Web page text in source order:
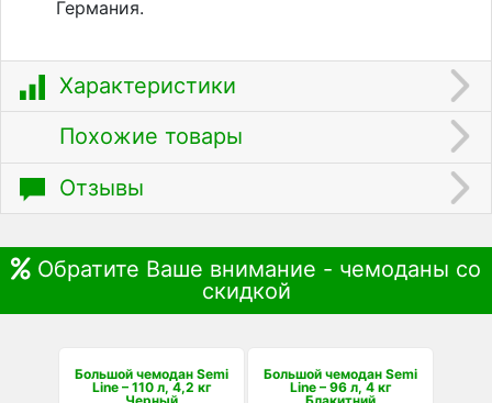
Германия.
Характеристики
Похожие товары
Отзывы
Обратите Ваше внимание - чемоданы со
скидкой
Большой чемодан Semi
Line – 110 л, 4,2 кг
Большой чемодан Semi
Line – 96 л, 4 кг